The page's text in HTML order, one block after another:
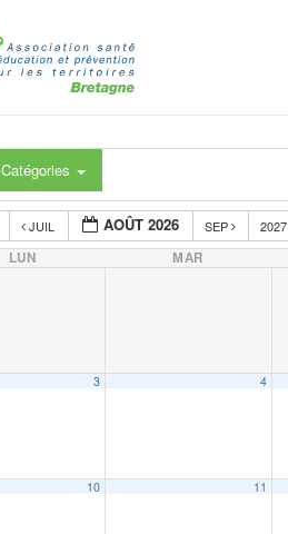
Catégories
JUIL AOÛT 2026 SEP 2027
LUN MAR
3 4
10 11